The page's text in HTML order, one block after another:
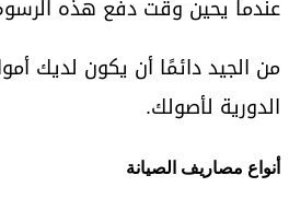
عندما يحين وقت دفع هذه
من الجيد دائمًا أن يكون لديك
الدورية لأصولك.
أنواع مصاريف الصيانة